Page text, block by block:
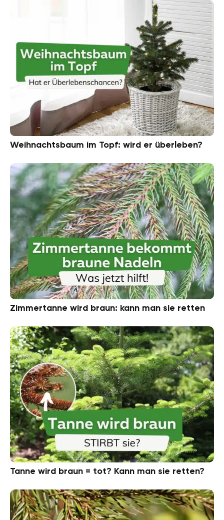
Weihnachtsbaum im Topf: wird er überleben?
Zimmertanne wird braun: kann man sie retten
Tanne wird braun = tot? Kann man sie retten?